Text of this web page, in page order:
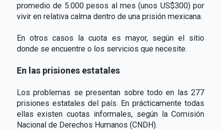
promedio de 5.000 pesos al mes (unos US$300) por
vivir en relativa calma dentro de una prisión mexicana.
En otros casos la cuota es mayor, según el sitio
donde se encuentre o los servicios que necesite.
En las prisiones estatales
Los problemas se presentan sobre todo en las 277
prisiones estatales del país. En prácticamente todas
ellas existen cuotas informales, según la Comisión
Nacional de Derechos Humanos (CNDH).